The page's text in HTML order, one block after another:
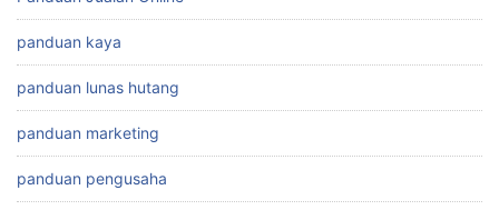
panduan kaya
panduan lunas hutang
panduan marketing
panduan pengusaha